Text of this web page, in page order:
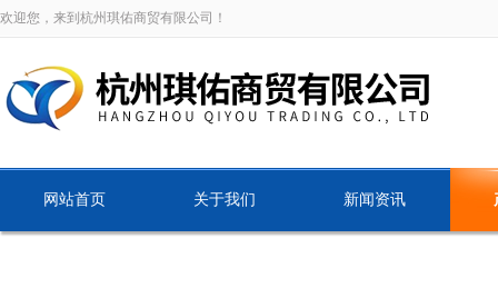
欢迎您，来到杭州琪佑商贸有限公司！
网站首页 关于我们 新闻资讯